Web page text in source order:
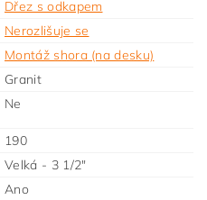
Dřez s odkapem
Nerozlišuje se
Montáž shora (na desku)
Granit
Ne
190
Velká - 3 1/2"
Ano